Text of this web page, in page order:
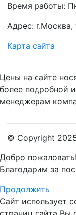
Время работы:
Адрес: г.Москва,
Карта сайта
Цены на сайте
более подробной
менеджерам
© Copyright 2025
Добро пожаловать!
Благодарим за
Продолжить
Сайт использует
страниц сайта Вы